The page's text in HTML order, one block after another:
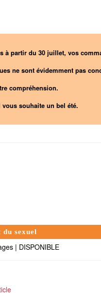
à partir du 30 juillet, vos
ne sont évidemment pas
compréhension.
souhaite un bel été.
sexuel
| DISPONIBLE